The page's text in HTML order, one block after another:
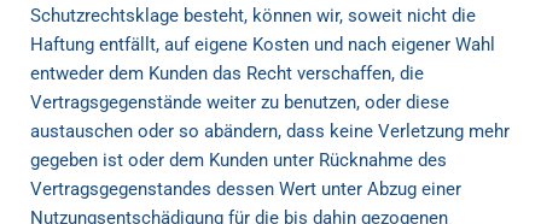
Schutzrechtsklage besteht, können wir, soweit nicht die
Haftung entfällt, auf eigene Kosten und nach eigener Wahl
entweder dem Kunden das Recht verschaffen, die
Vertragsgegenstände weiter zu benutzen, oder diese
austauschen oder so abändern, dass keine Verletzung mehr
gegeben ist oder dem Kunden unter Rücknahme des
Vertragsgegenstandes dessen Wert unter Abzug einer
Nutzungsentschädigung für die bis dahin gezogenen